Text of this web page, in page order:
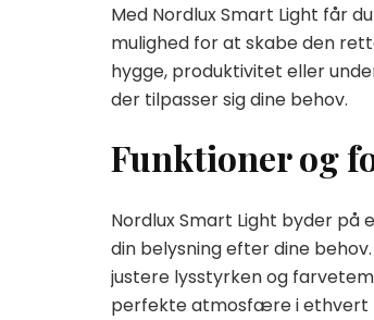
Med Nordlux Smart Light får
mulighed for at skabe den
hygge, produktivitet eller
der tilpasser sig dine behov.
Funktioner og
Nordlux Smart Light byder på
din belysning efter dine
justere lysstyrken og
perfekte atmosfære i ethvert